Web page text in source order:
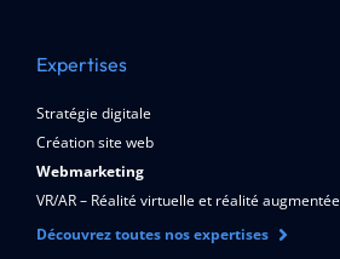
Expertises
Stratégie digitale
Création site web
Webmarketing
VR/AR – Réalité virtuelle et réalité augmentée
Découvrez toutes nos expertises